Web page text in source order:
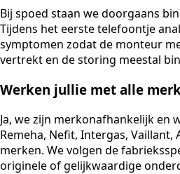
Bij spoed staan we doorgaans
Tijdens het eerste telefoontje
symptomen zodat de monteur
vertrekt en de storing meestal
Werken jullie met alle
Ja, we zijn merkonafhankelijk en
Remeha, Nefit, Intergas, Vaillant,
merken. We volgen de
originele of gelijkwaardige